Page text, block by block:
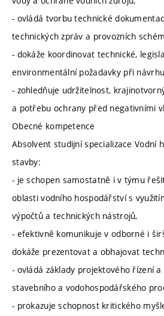
- ovládá tvorbu technické
technických zpráv a provozních
- dokáže koordinovat technické,
environmentální požadavky při
- zohledňuje udržitelnost,
a potřebu ochrany před negativními
Obecné kompetence
Absolvent studijní specializace Vodní
stavby:
- je schopen samostatně i v týmu
oblasti vodního hospodářství s
výpočtů a technických nástrojů,
- efektivně komunikuje v odborné i
dokáže prezentovat a obhajovat
- ovládá základy projektového řízení
stavebního a vodohospodářského
- prokazuje schopnost kritického